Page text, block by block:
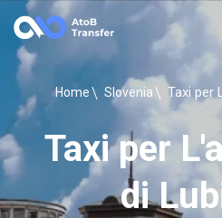
Home Slovenia Taxi per
Taxi per
di